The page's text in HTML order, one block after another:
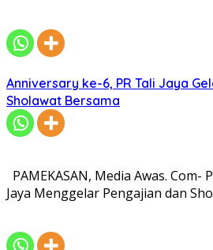
Anniversary ke-6, PR Tali Jaya
Sholawat Bersama
PAMEKASAN, Media Awas. Com-
Jaya Menggelar Pengajian dan